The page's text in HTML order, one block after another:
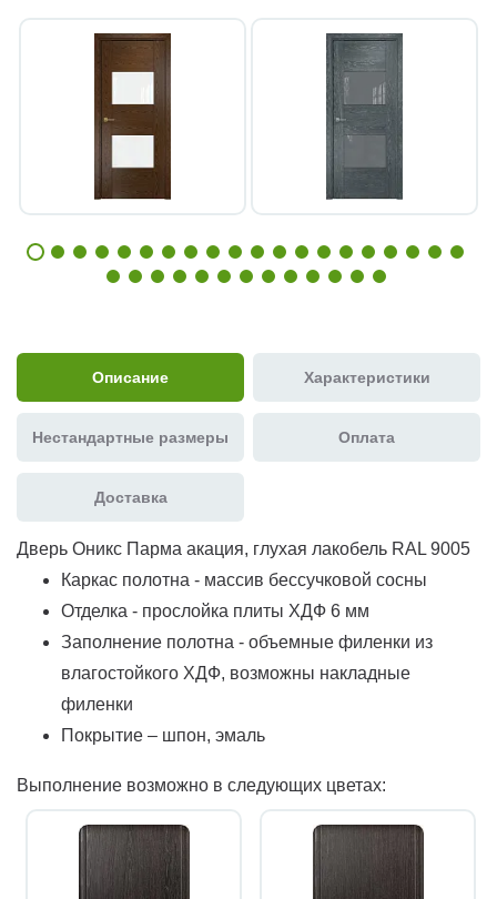
Описание Характеристики
Нестандартные размеры Оплата
Доставка
Дверь Оникс Парма акация, глухая лакобель RAL 9005
Каркас полотна - массив бессучковой сосны
Отделка - прослойка плиты ХДФ 6 мм
Заполнение полотна - объемные филенки из
влагостойкого ХДФ, возможны накладные
филенки
Покрытие – шпон, эмаль
Выполнение возможно в следующих цветах: